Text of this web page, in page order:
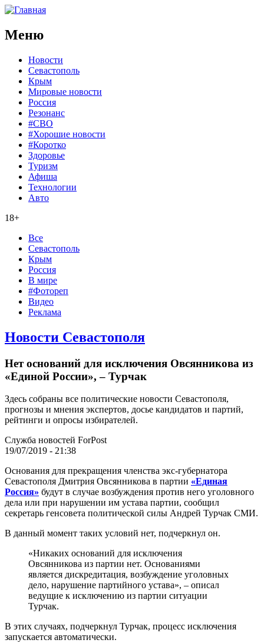
Меню
Новости
Севастополь
Крым
Мировые новости
Россия
Резонанс
#СВО
#Хорошие новости
#Коротко
Здоровье
Туризм
Афиша
Технологии
Авто
18+
Все
Севастополь
Крым
Россия
В мире
#Фотореп
Видео
Реклама
Новости Севастополя
Нет оснований для исключения Овсянникова из
«Единой России», – Турчак
Здесь собраны все политические новости Севастополя,
прогнозы и мнения экспертов, досье кандидатов и партий,
рейтинги и опросы избирателей.
Служба новостей ForPost
19/07/2019 - 21:38
Основания для прекращения членства экс-губернатора
Севастополя Дмитрия Овсянникова в партии «Единая
Россия» будут в случае возбуждения против него уголовного
дела или при нарушении им устава партии, сообщил
секретарь генсовета политической силы Андрей Турчак СМИ.
В данный момент таких условий нет, подчеркнул он.
«Никаких оснований для исключения
Овсянникова из партии нет. Основаниями
является дискредитация, возбуждение уголовных
дело, нарушение партийного устава», – описал
ведущие к исключению из партии ситуации
Турчак.
В этих случаях, подчеркнул Турчак, процесс исключения
запускается автоматически.